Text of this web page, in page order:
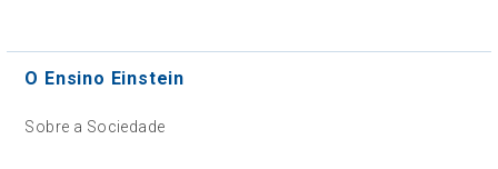
O Ensino Einstein
Sobre a Sociedade